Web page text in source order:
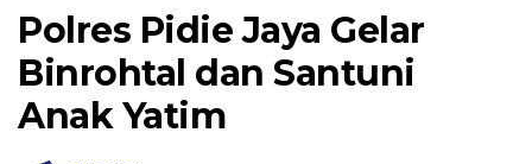
Polres Pidie Jaya Gelar
Binrohtal dan Santuni
Anak Yatim